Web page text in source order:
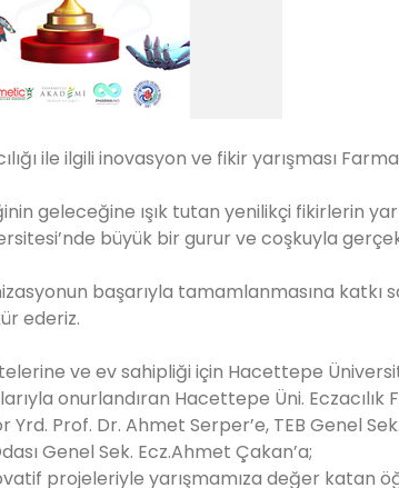
ile ilgili inovasyon ve fikir yarışması
geleceğine ışık tutan yenilikçi fikirlerin
büyük bir gurur ve coşkuyla
başarıyla tamamlanmasına katkı
ederiz.
ve ev sahipliği için Hacettepe
onurlandıran Hacettepe Üni. Eczacılık
Yrd. Prof. Dr. Ahmet Serper’e, TEB Genel
Genel Sek. Ecz.Ahmet Çakan’a;
projeleriyle yarışmamıza değer katan